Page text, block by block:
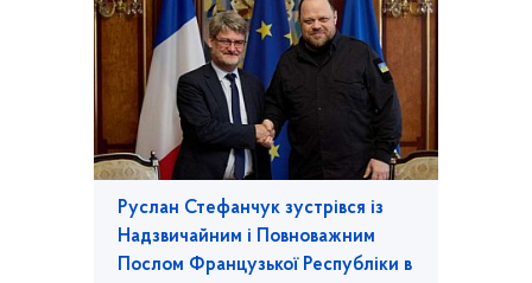
Руслан Стефанчук зустрівся із
Надзвичайним і Повноважним
Послом Французької Республіки в